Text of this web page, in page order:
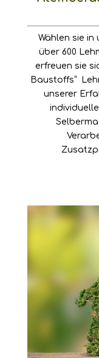
Wählen sie in
über 600
erfreuen sie
Baustoffs“
unserer